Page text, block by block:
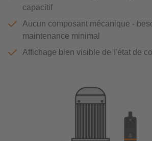
capacitif
Aucun composant mécanique -
maintenance minimal
Affichage bien visible de l’état de